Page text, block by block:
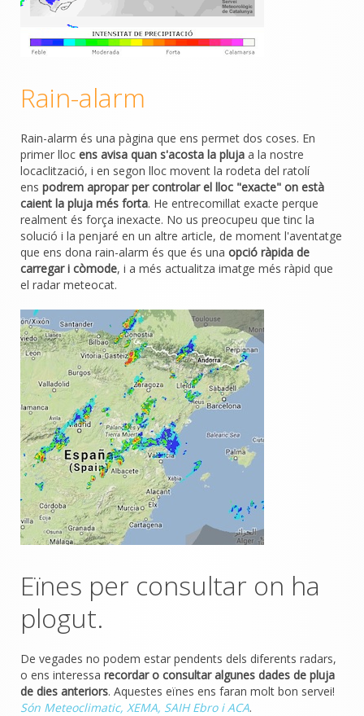
Rain-alarm
Rain-alarm és una pàgina que ens permet dos coses. En
primer lloc ens avisa quan s'acosta la pluja a la nostre
locaclització, i en segon lloc movent la rodeta del ratolí
ens podrem apropar per controlar el lloc "exacte" on està
caient la pluja més forta. He entrecomillat exacte perque
realment és força inexacte. No us preocupeu que tinc la
solució i la penjaré en un altre article, de moment l'aventatge
que ens dona rain-alarm és que és una opció ràpida de
carregar i còmode, i a més actualitza imatge més ràpid que
el radar meteocat.
Eïnes per consultar on ha
plogut.
De vegades no podem estar pendents dels diferents radars,
o ens interessa recordar o consultar algunes dades de pluja
de dies anteriors. Aquestes eïnes ens faran molt bon servei!
Són Meteoclimatic, XEMA, SAIH Ebro i ACA.